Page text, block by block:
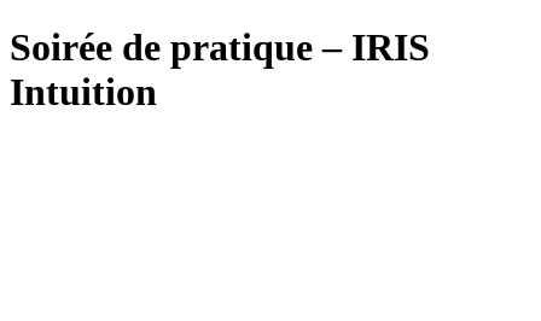
Soirée de pratique – IRIS
Intuition